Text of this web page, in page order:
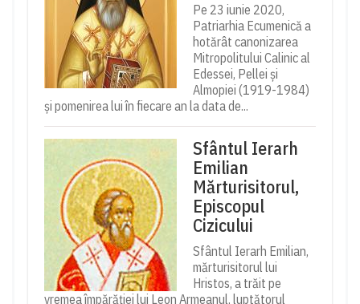
Pe 23 iunie 2020,
Patriarhia Ecumenică a
hotărât canonizarea
Mitropolitului Calinic al
Edessei, Pellei și
Almopiei (1919-1984)
și pomenirea lui în fiecare an la data de...
Sfântul Ierarh
Emilian
Mărturisitorul,
Episcopul
Cizicului
Sfântul Ierarh Emilian,
mărturisitorul lui
Hristos, a trăit pe
vremea împărăției lui Leon Armeanul, luptătorul